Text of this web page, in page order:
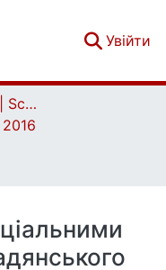
Увійти
Наукова періодика | Scientific periodicals
2016